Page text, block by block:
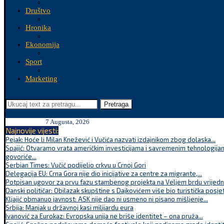
Društvo
Hronika
Ekonomija
Sport
Marketing
Pretraga
7 Augusta, 2026
Najnovije vijesti:
Pejak: Hoće li Milan Knežević i Vučića nazvati izdajnikom zbog dolaska...
Spajić: Otvaramo vrata američkim investicijama i savremenim
govoriće...
Serbian Times: Vučić podijelio crkvu u Crnoj Gori
Delegacija EU: Crna Gora nije dio inicijative za centre za migrante,...
Potpisan ugovor za prvu fazu stambenog projekta na Veljem brdu
Danski političar: Obilazak skupštine s Dajkovićem više bio turistička
Kljajić obmanuo javnost: ASK nije dao ni usmeno ni pisano mišljenje...
Srbija: Manjak u državnoj kasi milijardu eura
Ivanović za Eurokaz: Evropska unija ne briše identitet – ona pruža...